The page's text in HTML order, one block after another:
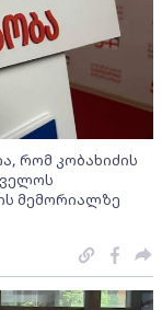
რომ კობახიძის
მემორიალზე